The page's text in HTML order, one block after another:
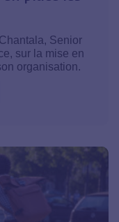
Senior
sur la mise en
organisation.